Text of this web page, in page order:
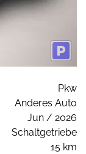
Pkw
Anderes Auto
Jun / 2026
Schaltgetriebe
15 km